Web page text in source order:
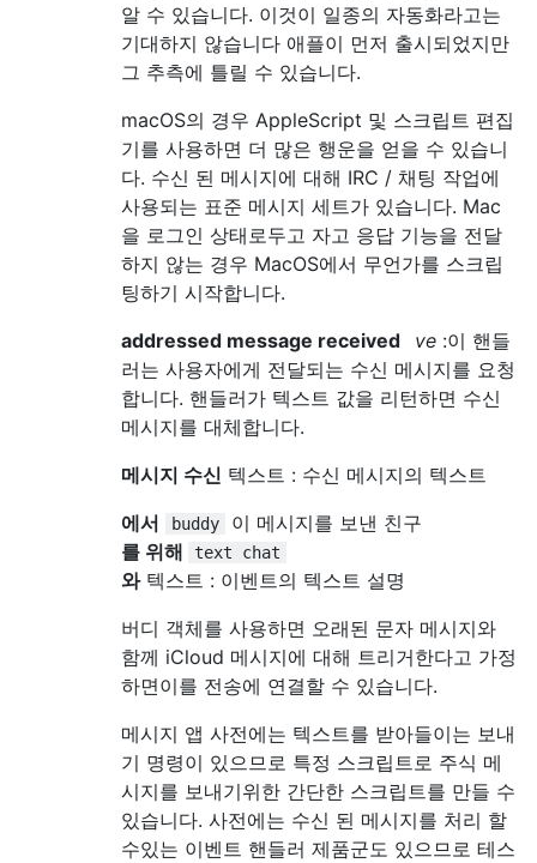
알 수 있습니다. 이것이 일종의 자동화라고는
기대하지 않습니다 애플이 먼저 출시되었지만
그 추측에 틀릴 수 있습니다.
macOS의 경우 AppleScript 및 스크립트 편집
기를 사용하면 더 많은 행운을 얻을 수 있습니
다. 수신 된 메시지에 대해 IRC / 채팅 작업에
사용되는 표준 메시지 세트가 있습니다. Mac
을 로그인 상태로두고 자고 응답 기능을 전달
하지 않는 경우 MacOS에서 무언가를 스크립
팅하기 시작합니다.
addressed message received
ve :이 핸들
러는 사용자에게 전달되는 수신 메시지를 요청
합니다. 핸들러가 텍스트 값을 리턴하면 수신
메시지를 대체합니다.
메시지 수신 텍스트 : 수신 메시지의 텍스트
에서
buddy
이 메시지를 보낸 친구
를 위해
text chat
와텍스트 : 이벤트의 텍스트 설명
버디 객체를 사용하면 오래된 문자 메시지와
함께 iCloud 메시지에 대해 트리거한다고 가정
하면이를 전송에 연결할 수 있습니다.
메시지 앱 사전에는 텍스트를 받아들이는 보내
기 명령이 있으므로 특정 스크립트로 주식 메
시지를 보내기위한 간단한 스크립트를 만들 수
있습니다. 사전에는 수신 된 메시지를 처리 ​​할
수있는 이벤트 핸들러 제품군도 있으므로 테스